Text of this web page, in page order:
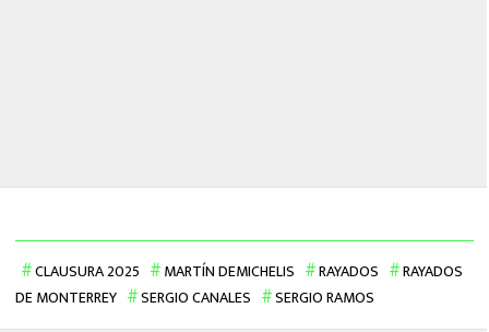
CLAUSURA 2025 MARTÍN DEMICHELIS RAYADOS
RAYADOS
DE MONTERREY
SERGIO CANALES SERGIO RAMOS